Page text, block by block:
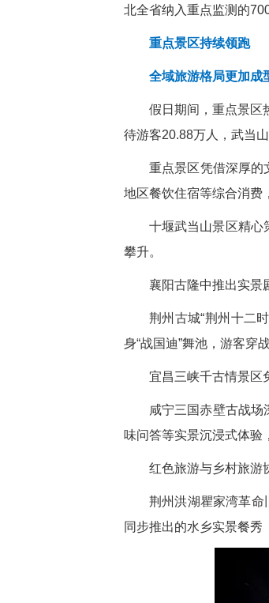
北全省纳入重点监测的
重点景区持续领跑
全域旅游格局更加成
假日期间，重点景区
待游客20.88万人，武当
重点景区凭借深厚的
地区餐饮住宿等综合消费
十堰武当山景区精心
攀升。
襄阳古隆中推出实景
荆州古城“荆州十二
身“战国迪”舞池，游客穿
宜昌三峡千古情景区
咸宁三国赤壁古战
味问答等实景沉浸式体验
红色旅游与乡村旅游
荆州洪湖瞿家湾革命
同步推出的水乡实景餐秀